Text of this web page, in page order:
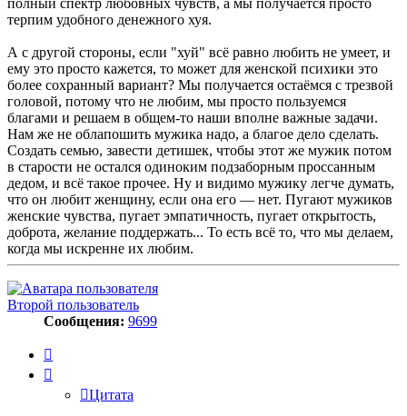
терпим удобного денежного хуя.
А с другой стороны, если "хуй" всё равно любить не умеет, и
ему это просто кажется, то может для женской психики это
более сохранный вариант? Мы получается остаёмся с трезвой
головой, потому что не любим, мы просто пользуемся
благами и решаем в общем-то наши вполне важные задачи.
Нам же не облапошить мужика надо, а благое дело сделать.
Создать семью, завести детишек, чтобы этот же мужик потом
в старости не остался одиноким подзаборным проссанным
дедом, и всё такое прочее. Ну и видимо мужику легче думать,
что он любит женщину, если она его — нет. Пугают мужиков
женские чувства, пугает эмпатичность, пугает открытость,
доброта, желание поддержать... То есть всё то, что мы делаем,
когда мы искренне их любим.
Второй пользователь
Сообщения: 9699
Цитата